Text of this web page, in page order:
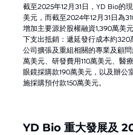
截至2025年12月31日，YD Bio的
美元，而截至2024年12月31日為
增加主要源於股權融資1,390萬美
下支出抵銷：遞延發行成本約320
公司擴張及重組相關的專業及顧問
萬美元、研發費用110萬美元、醫
眼鏡採購款190萬美元，以及辦公
施採購預付款150萬美元。
YD Bio 重大發展及